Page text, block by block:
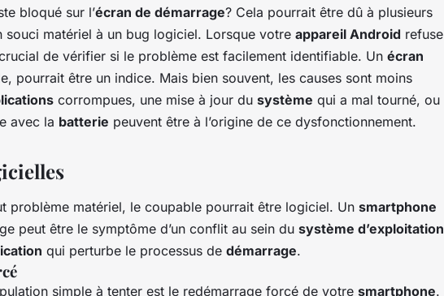
bloqué sur l’écran de démarrage? Cela pourrait être dû à plusieurs
souci matériel à un bug logiciel. Lorsque votre appareil Android refuse
de vérifier si le problème est facilement identifiable. Un écran
pourrait être un indice. Mais bien souvent, les causes sont moins
corrompues, une mise à jour du système qui a mal tourné, ou
avec la batterie peuvent être à l’origine de ce dysfonctionnement.
problème matériel, le coupable pourrait être logiciel. Un smartphone
peut être le symptôme d’un conflit au sein du système d’exploitation
qui perturbe le processus de démarrage.
simple à tenter est le redémarrage forcé de votre smartphone.